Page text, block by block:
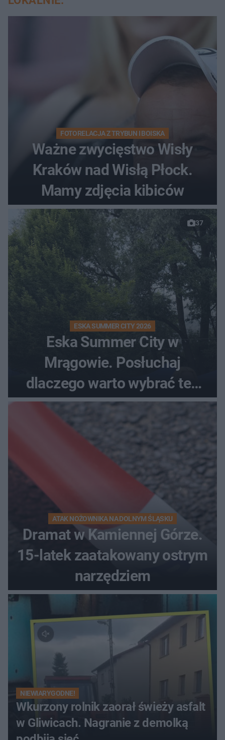
FOTORELACJA Z TRYBUN I BOISKA
Ważne zwycięstwo Wisły
Kraków nad Wisłą Płock.
Mamy zdjęcia kibiców
37
ESKA SUMMER CITY 2026
Eska Summer City w
Mrągowie. Posłuchaj
dlaczego warto wybrać ten
kierunek na urlop!
ATAK NOŻOWNIKA NA DOLNYM ŚLĄSKU
Dramat w Kamiennej Górze.
15-latek zaatakowany ostrym
narzędziem
NIEWIARYGODNE!
Wkurzony rolnik zaorał świeży asfalt
w Gliwicach. Nagranie z demolką